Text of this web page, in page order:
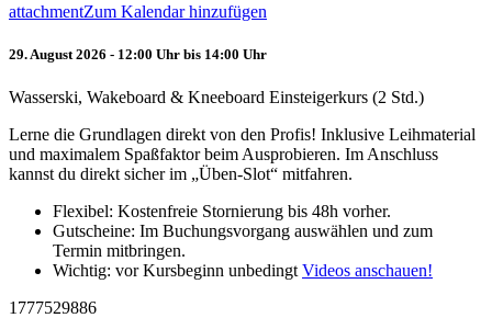
attachmentZum Kalendar hinzufügen
29. August 2026 - 12:00 Uhr bis 14:00 Uhr
Wasserski, Wakeboard & Kneeboard Einsteigerkurs (2 Std.)
Lerne die Grundlagen direkt von den Profis! Inklusive Leihmaterial
und maximalem Spaßfaktor beim Ausprobieren. Im Anschluss
kannst du direkt sicher im „Üben-Slot“ mitfahren.
Flexibel: Kostenfreie Stornierung bis 48h vorher.
Gutscheine: Im Buchungsvorgang auswählen und zum
Termin mitbringen.
Wichtig: vor Kursbeginn unbedingt Videos anschauen!
1777529886